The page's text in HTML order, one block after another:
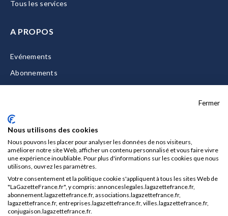
Tous les services
A PROPOS
Evénements
Abonnements
Nous contacter
Mentions légales
CGU/CGV
Données personnelles
Fermer
Nous utilisons des cookies
Nous pouvons les placer pour analyser les données de nos visiteurs,
améliorer notre site Web, afficher un contenu personnalisé et vous faire vivre
une expérience inoubliable. Pour plus d'informations sur les cookies que nous
utilisons, ouvrez les paramètres.
Votre consentement et la politique cookie s'appliquent à tous les sites Web de
"LaGazetteFrance.fr", y compris: annonceslegales.lagazettefrance.fr,
abonnement.lagazettefrance.fr, associations.lagazettefrance.fr,
lagazettefrance.fr, entreprises.lagazettefrance.fr, villes.lagazettefrance.fr,
conjugaison.lagazettefrance.fr.